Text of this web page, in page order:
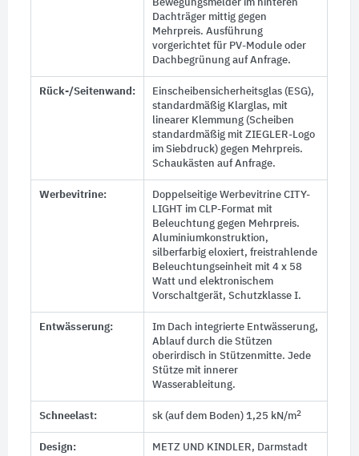
Bewegungsmelder im hinteren
Dachträger mittig gegen
Mehrpreis. Ausführung
vorgerichtet für PV-Module oder
Dachbegrünung auf Anfrage.
Rück-/Seitenwand:
Einscheibensicherheitsglas (ESG),
standardmäßig Klarglas, mit
linearer Klemmung (Scheiben
standardmäßig mit ZIEGLER-Logo
im Siebdruck) gegen Mehrpreis.
Schaukästen auf Anfrage.
Werbevitrine:
Doppelseitige Werbevitrine CITY-
LIGHT im CLP-Format mit
Beleuchtung gegen Mehrpreis.
Aluminiumkonstruktion,
silberfarbig eloxiert, freistrahlende
Beleuchtungseinheit mit 4 x 58
Watt und elektronischem
Vorschaltgerät, Schutzklasse I.
Entwässerung:
Im Dach integrierte Entwässerung,
Ablauf durch die Stützen
oberirdisch in Stützenmitte. Jede
Stütze mit innerer
Wasserableitung.
Schneelast: sk (auf dem Boden) 1,25 kN/m2
Design: METZ UND KINDLER, Darmstadt